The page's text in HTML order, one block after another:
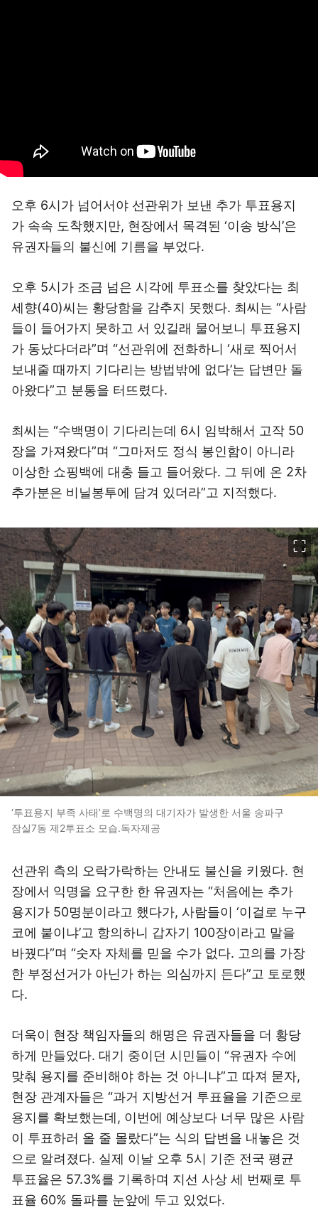
오후 6시가 넘어서야 선관위가 보낸 추가 투표용지
가 속속 도착했지만, 현장에서 목격된 ‘이송 방식’은
유권자들의 불신에 기름을 부었다.
오후 5시가 조금 넘은 시각에 투표소를 찾았다는 최
세향(40)씨는 황당함을 감추지 못했다. 최씨는 “사람
들이 들어가지 못하고 서 있길래 물어보니 투표용지
가 동났다더라”며 “선관위에 전화하니 ‘새로 찍어서
보내줄 때까지 기다리는 방법밖에 없다’는 답변만 돌
아왔다”고 분통을 터뜨렸다.
최씨는 “수백명이 기다리는데 6시 임박해서 고작 50
장을 가져왔다”며 “그마저도 정식 봉인함이 아니라
이상한 쇼핑백에 대충 들고 들어왔다. 그 뒤에 온 2차
추가분은 비닐봉투에 담겨 있더라”고 지적했다.
‘투표용지 부족 사태’로 수백명의 대기자가 발생한 서울 송파구
잠실7동 제2투표소 모습.독자제공
선관위 측의 오락가락하는 안내도 불신을 키웠다. 현
장에서 익명을 요구한 한 유권자는 “처음에는 추가
용지가 50명분이라고 했다가, 사람들이 ‘이걸로 누구
코에 붙이냐’고 항의하니 갑자기 100장이라고 말을
바꿨다”며 “숫자 자체를 믿을 수가 없다. 고의를 가장
한 부정선거가 아닌가 하는 의심까지 든다”고 토로했
다.
더욱이 현장 책임자들의 해명은 유권자들을 더 황당
하게 만들었다. 대기 중이던 시민들이 “유권자 수에
맞춰 용지를 준비해야 하는 것 아니냐”고 따져 묻자,
현장 관계자들은 “과거 지방선거 투표율을 기준으로
용지를 확보했는데, 이번에 예상보다 너무 많은 사람
이 투표하러 올 줄 몰랐다”는 식의 답변을 내놓은 것
으로 알려졌다. 실제 이날 오후 5시 기준 전국 평균
투표율은 57.3%를 기록하며 지선 사상 세 번째로 투
표율 60% 돌파를 눈앞에 두고 있었다.